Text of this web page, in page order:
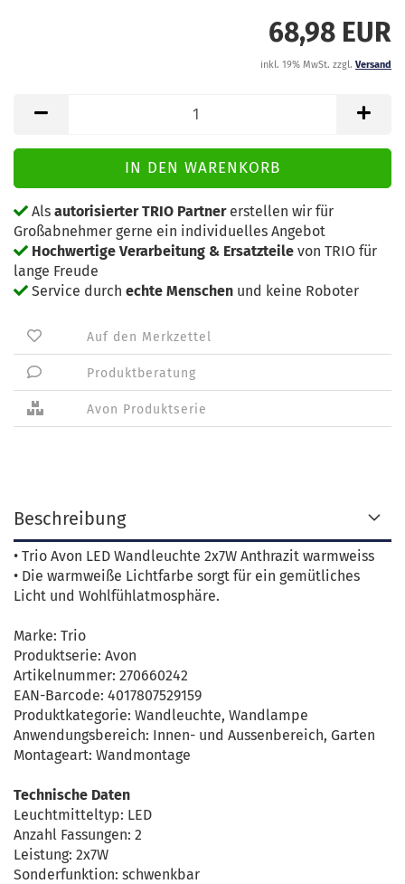
68,98 EUR
inkl. 19% MwSt. zzgl. Versand
Als autorisierter TRIO Partnererstellen wir für
Großabnehmer gerne ein individuelles Angebot
Hochwertige Verarbeitung & Ersatzteile von TRIO für
lange Freude
Service durch echte Menschen und keine Roboter
Auf den Merkzettel
Produktberatung
Avon Produktserie
Beschreibung
• Trio Avon LED Wandleuchte 2x7W Anthrazit warmweiss
• Die warmweiße Lichtfarbe sorgt für ein gemütliches
Licht und Wohlfühlatmosphäre.
Marke: Trio
Produktserie: Avon
Artikelnummer: 270660242
EAN-Barcode: 4017807529159
Produktkategorie: Wandleuchte, Wandlampe
Anwendungsbereich: Innen- und Aussenbereich, Garten
Montageart: Wandmontage
Technische Daten
Leuchtmitteltyp: LED
Anzahl Fassungen: 2
Leistung: 2x7W
Sonderfunktion: schwenkbar